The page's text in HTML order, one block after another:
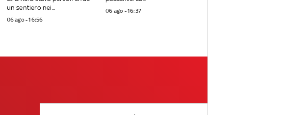
un sentiero nei...
06 ago - 16:56
06 ago - 16:37